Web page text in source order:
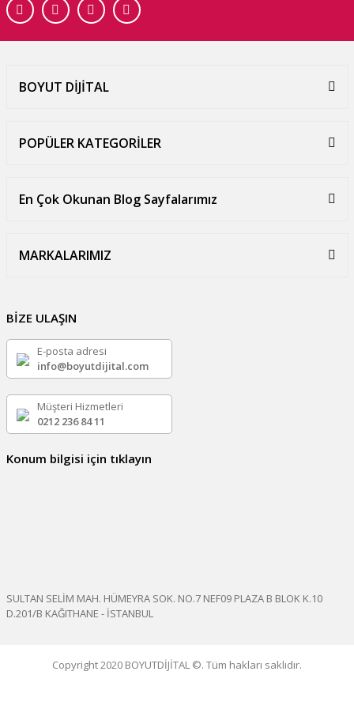
BOYUT DİJİTAL
POPÜLER KATEGORİLER
En Çok Okunan Blog Sayfalarımız
MARKALARIMIZ
BİZE ULAŞIN
E-posta adresi
info@boyutdijital.com
Müşteri Hizmetleri
0212 236 84 11
Konum bilgisi için tıklayın
SULTAN SELİM MAH. HÜMEYRA SOK. NO.7 NEF09 PLAZA B BLOK K.10
D.201/B KAĞITHANE - İSTANBUL
Copyright 2020 BOYUTDİJİTAL ©. Tüm hakları saklıdır.